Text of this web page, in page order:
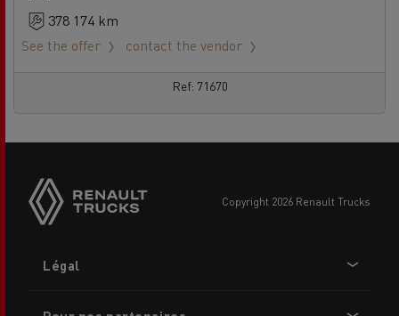
378 174 km
See the offer
contact the vendor
Ref: 71670
copyright 2026 Renault Trucks
menu
Légal